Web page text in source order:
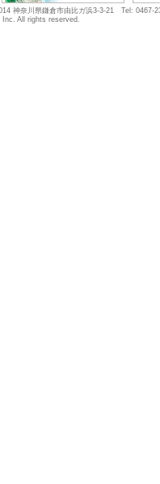
神奈川県鎌倉市由比ガ浜3-3-21 Tel: 0467-
All rights reserved.